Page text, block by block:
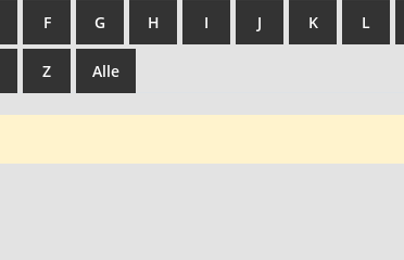
F G H I J K L
Z Alle